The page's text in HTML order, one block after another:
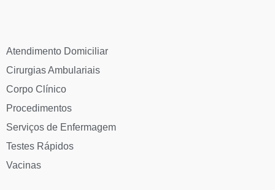
Atendimento Domiciliar
Cirurgias Ambulariais
Corpo Clínico
Procedimentos
Serviços de Enfermagem
Testes Rápidos
Vacinas